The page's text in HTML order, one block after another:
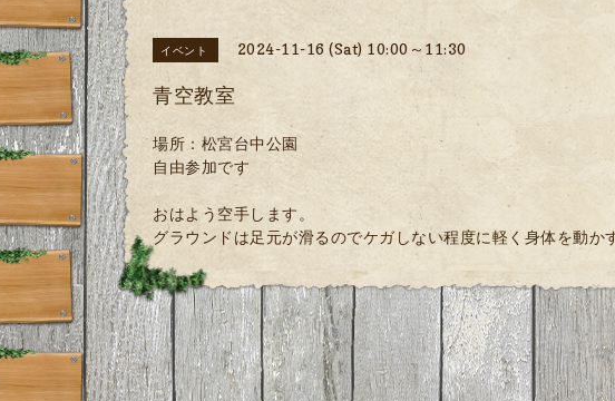
イベント 2024-11-16 (Sat) 10:00～11:30
青空教室
場所：松宮台中公園
自由参加です
おはよう空手します。
グラウンドは足元が滑るのでケガしない程度に軽く身体を動か